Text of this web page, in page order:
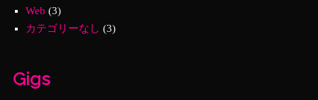
Web (3)
カテゴリーなし (3)
Gigs